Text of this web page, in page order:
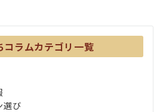
コラムカテゴリ一覧
選び